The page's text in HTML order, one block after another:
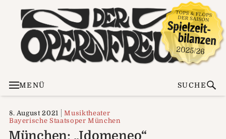
MENÜ SUCHE
8. August 2021
Musiktheater
Bayerische Staatsoper München
München: „Idomeneo“